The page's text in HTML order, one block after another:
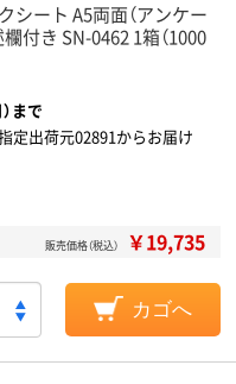
シート A5両面（アンケー
付き SN-0462 1箱（1000
まで
定出荷元02891からお届け
販売価格（税込） ￥19,735
カゴへ